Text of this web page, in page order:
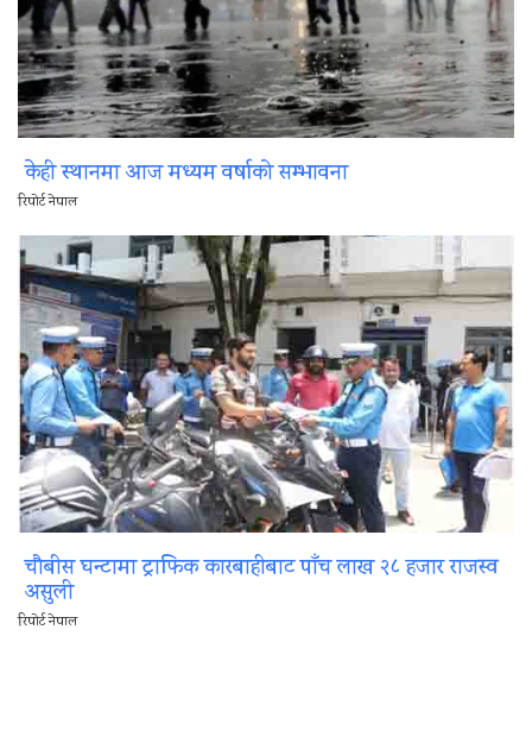
केही स्थानमा आज मध्यम वर्षाको सम्भावना
रिपोर्ट नेपाल
चौबीस घन्टामा ट्राफिक कारबाहीबाट पाँच लाख २८ हजार राजस्व
असुली
रिपोर्ट नेपाल